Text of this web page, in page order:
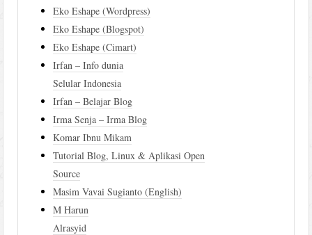
Eko Eshape (Wordpress)
Eko Eshape (Blogspot)
Eko Eshape (Cimart)
Irfan – Info dunia
Selular Indonesia
Irfan – Belajar Blog
Irma Senja – Irma Blog
Komar Ibnu Mikam
Tutorial Blog, Linux & Aplikasi Open
Source
Masim Vavai Sugianto (English)
M Harun
Alrasyid